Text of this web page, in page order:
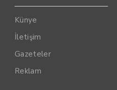
Künye
İletişim
Gazeteler
Reklam